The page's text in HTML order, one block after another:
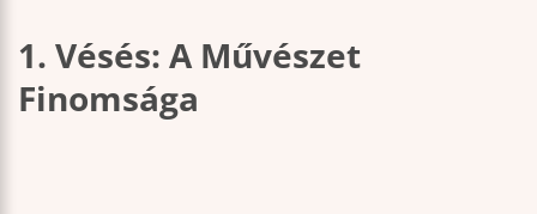
1. Vésés: A Művészet
Finomsága